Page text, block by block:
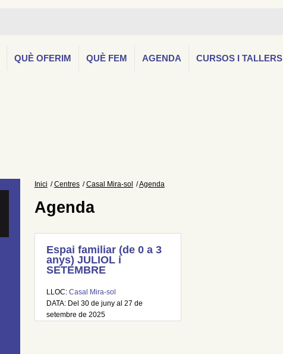
QUÈ OFERIM QUÈ FEM AGENDA CURSOS I TALLERS
Inici Centres Casal Mira-sol Agenda
Agenda
Espai familiar (de 0 a 3
anys) JULIOL i
SETEMBRE
LLOC: Casal Mira-sol
DATA: Del 30 de juny al 27 de
setembre de 2025